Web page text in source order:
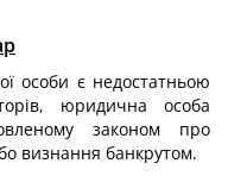
особи є недостатньою
юридична особа
законом про
визнання банкрутом.